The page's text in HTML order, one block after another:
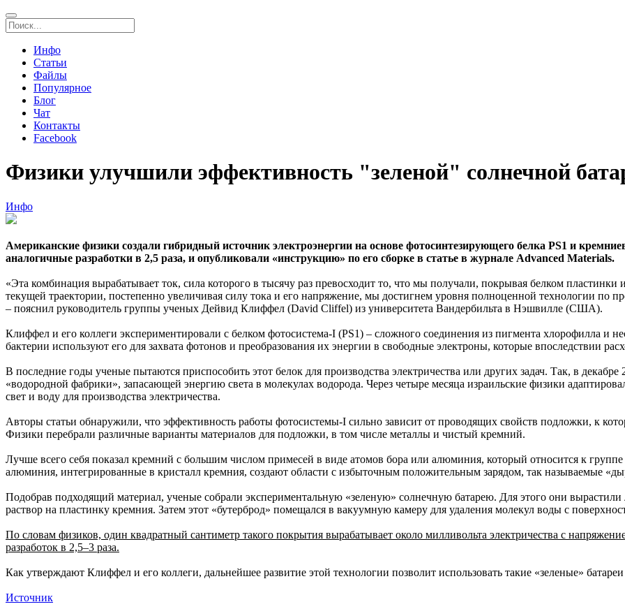
Инфо
Статьи
Файлы
Популярное
Блог
Чат
Контакты
Facebook
Физики улучшили эффективность "зеленой" солнечной
Инфо
Американские физики создали гибридный источник электроэнергии на основе фотосинтезирующего белка PS1 и
аналогичные разработки в 2,5 раза, и опубликовали «инструкцию» по его сборке в статье в журнале Advanced Materials.
«Эта комбинация вырабатывает ток, сила которого в тысячу раз превосходит то, что мы получали, покрывая белком
текущей траектории, постепенно увеличивая силу тока и его напряжение, мы достигнем уровня полноценной технологии по
– пояснил руководитель группы ученых Дейвид Клиффел (David Cliffel) из университета Вандербильта в Нэшвилле (США).
Клиффел и его коллеги экспериментировали с белком фотосистема-I (PS1) – сложного соединения из пигмента хлорофилла и
бактерии используют его для захвата фотонов и преобразования их энергии в свободные электроны, которые впоследствии
В последние годы ученые пытаются приспособить этот белок для производства электричества или других задач. Так, в
«водородной фабрики», запасающей энергию света в молекулах водорода. Через четыре месяца израильские физики
свет и воду для производства электричества.
Авторы статьи обнаружили, что эффективность работы фотосистемы-I сильно зависит от проводящих свойств подложки, к
Физики перебрали различные варианты материалов для подложки, в том числе металлы и чистый кремний.
Лучше всего себя показал кремний с большим числом примесей в виде атомов бора или алюминия, который относится к
алюминия, интегрированные в кристалл кремния, создают области с избыточным положительным зарядом, так называемые
Подобрав подходящий материал, ученые собрали экспериментальную «зеленую» солнечную батарею. Для этого они вырастили
раствор на пластинку кремния. Затем этот «бутерброд» помещался в вакуумную камеру для удаления молекул воды с
По словам физиков, один квадратный сантиметр такого покрытия вырабатывает около милливольта электричества с
разработок в 2,5–3 раза.
Как утверждают Клиффел и его коллеги, дальнейшее развитие этой технологии позволит использовать такие «зеленые»
Источник